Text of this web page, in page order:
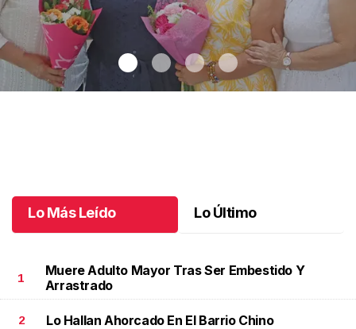
Lo Más Leído Lo Último
1
Muere Adulto Mayor Tras Ser Embestido Y
Arrastrado
2 Lo Hallan Ahorcado En El Barrio Chino